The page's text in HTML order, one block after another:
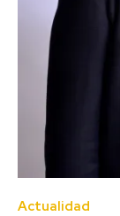
Actualidad